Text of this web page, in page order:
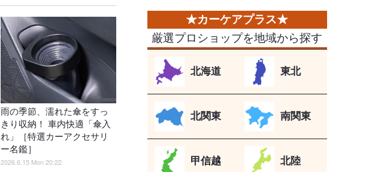
雨の季節、濡れた傘をすっ
きり収納！ 車内快適「傘入
れ」［特選カーアクセサリ
ー名鑑］
2026.6.15 Mon 20:22
厳選プロショップを地域から探す
北海道 東北
北関東 南関東
甲信越 北陸